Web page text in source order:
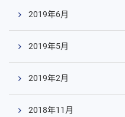
2019年6月
2019年5月
2019年2月
2018年11月